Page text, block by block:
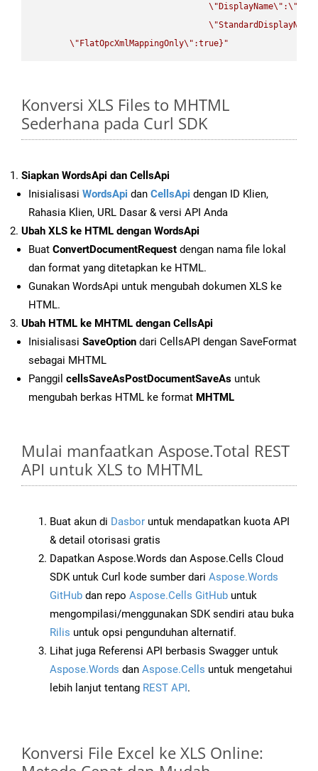
\" DisplayName\" :\"
\"StandardDisplayName
\" FlatOpcXmlMappingOnly\" :true}"
Konversi XLS Files to MHTML
Sederhana pada Curl SDK
Siapkan WordsApi dan CellsApi
Inisialisasi WordsApi dan CellsApi dengan ID Klien,
Rahasia Klien, URL Dasar & versi API Anda
Ubah XLS ke HTML dengan WordsApi
Buat ConvertDocumentRequest dengan nama file lokal
dan format yang ditetapkan ke HTML.
Gunakan WordsApi untuk mengubah dokumen XLS ke
HTML.
Ubah HTML ke MHTML dengan CellsApi
Inisialisasi SaveOption dari CellsAPI dengan SaveFormat
sebagai MHTML
Panggil cellsSaveAsPostDocumentSaveAs untuk
mengubah berkas HTML ke format MHTML
Mulai manfaatkan Aspose.Total REST
API untuk XLS to MHTML
Buat akun di Dasbor untuk mendapatkan kuota API
& detail otorisasi gratis
Dapatkan Aspose.Words dan Aspose.Cells Cloud
SDK untuk Curl kode sumber dari Aspose.Words
GitHub dan repo Aspose.Cells GitHub untuk
mengompilasi/menggunakan SDK sendiri atau buka
Rilis untuk opsi pengunduhan alternatif.
Lihat juga Referensi API berbasis Swagger untuk
Aspose.Words dan Aspose.Cells untuk mengetahui
lebih lanjut tentang REST API.
Konversi File Excel ke XLS Online: